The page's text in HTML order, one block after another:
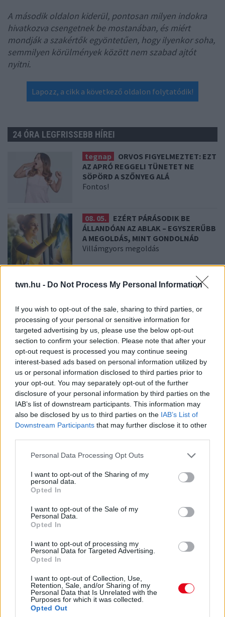
twn.hu - Do Not Process My Personal Information
If you wish to opt-out of the sale, sharing to third parties, or
processing of your personal or sensitive information for
targeted advertising by us, please use the below opt-out
section to confirm your selection. Please note that after your
opt-out request is processed you may continue seeing
interest-based ads based on personal information utilized by
us or personal information disclosed to third parties prior to
your opt-out. You may separately opt-out of the further
disclosure of your personal information by third parties on the
IAB’s list of downstream participants. This information may
also be disclosed by us to third parties on the IAB’s List of
Downstream Participants that may further disclose it to other
Please note that this website/app uses one or more Google
not limited to your visit or usage behaviour. You may click to
grant or deny consent to Google and its third-party tags to
use your data for below specified purposes in below Google
consent section.
Personal Data Processing Opt Outs
I want to opt-out of the Sharing of my
personal data.
Opted In
I want to opt-out of the Sale of my
Personal Data.
Opted In
I want to opt-out of processing my
Personal Data for Targeted Advertising.
Opted In
I want to opt-out of Collection, Use,
Retention, Sale, and/or Sharing of my
Personal Data that Is Unrelated with the
Purposes for which it was collected.
Opted Out
A második oldalon kiderül, pontosan milyen indokra
hivatkozva csengetnek be mostanában, és miért
mondják a szakértők egyöntetűen, hogy ilyenkor soha,
semmilyen körülmények között nem szabad ajtót
nyitni.
Lapozz, a cikk a következő oldalon folytatódik!
24 ÓRA LEGFRISSEBB HÍREI
tegnap
ORVOS FIGYELMEZTET: EZT
AZ APRÓ REGGELI TÜNETET NE
SÖPÖRD A SZŐNYEG ALÁ
Fontos!
08. 05.
EZÉRT PÁRÁSODIK BE
ÁLLANDÓAN AZ ABLAK – EGYSZERŰBB
A MEGOLDÁS, MINT GONDOLNÁD
Villámgyors megoldás
NEM ECETTEL ÉS NEM
SZÓDABIKARBÓNÁVAL: EZZEL LESZ
A legjobb trükk
08. 03.
HA MINDIG EZT A MONDATOT
HASZNÁLOD, AZ RENDKÍVÜL MAGAS
ÉRZELMI INTELLIGENCIÁRA UTALHAT
Te szoktad?
08. 02.
SOKAN ROSSZUL TÁROLJÁK A GYÓGYSZEREIKET –
EMIATT CSÖKKENHET A HATÁSUK
Érdemes odafigyelni rá
VITAMINHIÁNY – ILYEN JELEKRE FIGYELJ
07. 31.
NEM A CITROMSAV, AZ ECET VAGY A
SZÓDABIKARBÓNA A LEGERŐSEBB: EZT HASZNÁLJÁK A
SZÁLLODÁKBAN A VÍZKŐ ELLEN
Ez a szer tényleg eltünteti a vízkövet
ÉS SOKKAL FINOMABB LESZ A FŐTT KRUMPLI
Titkos hozzávaló
24 óra